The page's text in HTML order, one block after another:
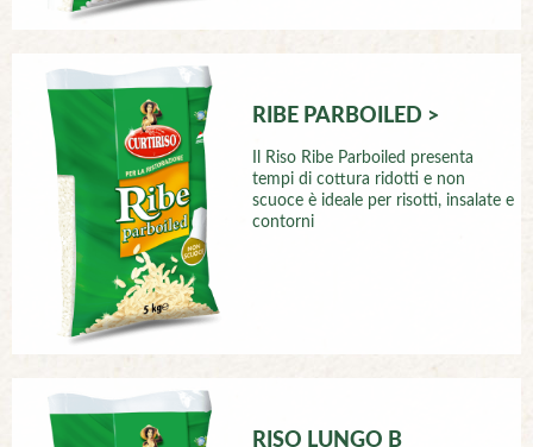
RIBE PARBOILED >
Il Riso Ribe Parboiled presenta
tempi di cottura ridotti e non
scuoce è ideale per risotti, insalate e
contorni
RISO LUNGO B